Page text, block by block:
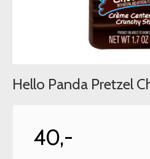
Hello Panda Pretzel
40,-